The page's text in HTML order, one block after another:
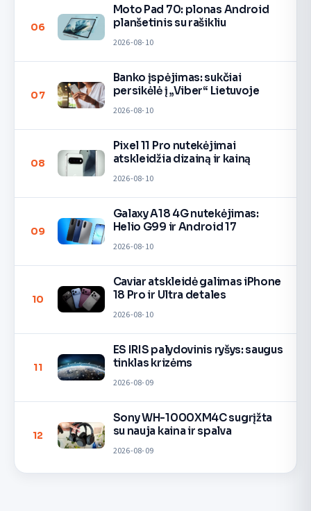
06
Moto Pad 70: plonas Android
planšetinis su rašikliu
2026-08-10
07
Banko įspėjimas: sukčiai
persikėlė į „Viber“ Lietuvoje
2026-08-10
08
Pixel 11 Pro nutekėjimai
atskleidžia dizainą ir kainą
2026-08-10
09
Galaxy A18 4G nutekėjimas:
Helio G99 ir Android 17
2026-08-10
10
Caviar atskleidė galimas iPhone
18 Pro ir Ultra detales
2026-08-10
11
ES IRIS palydovinis ryšys: saugus
tinklas krizėms
2026-08-09
12
Sony WH-1000XM4C sugrįžta
su nauja kaina ir spalva
2026-08-09